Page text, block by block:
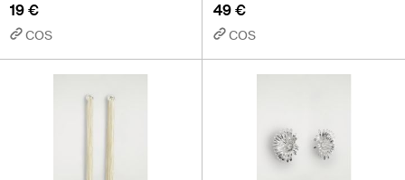
19 €
COS
49 €
COS